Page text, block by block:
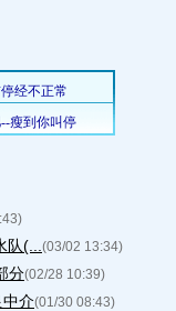
(... (03/02 13:34)
分(02/28 10:39)
中介(01/30 08:43)